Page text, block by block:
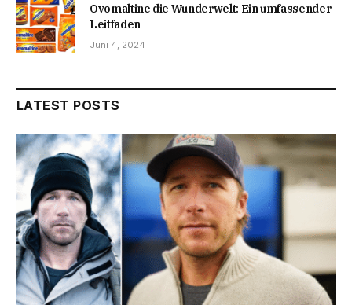
Ovomaltine die Wunderwelt: Ein umfassender
Leitfaden
Juni 4, 2024
LATEST POSTS